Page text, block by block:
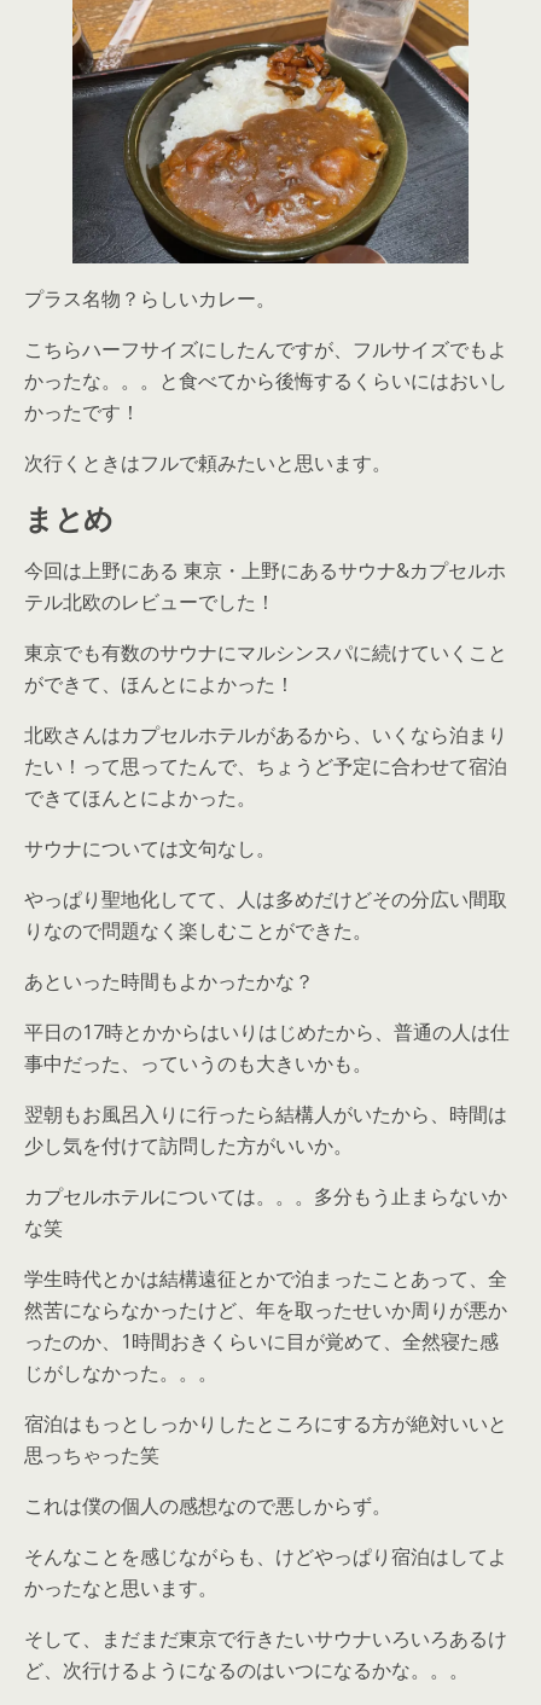
プラス名物？らしいカレー。
こちらハーフサイズにしたんですが、フルサイズでもよ
かったな。。。と食べてから後悔するくらいにはおいし
かったです！
次行くときはフルで頼みたいと思います。
まとめ
今回は上野にある 東京・上野にあるサウナ&カプセルホ
テル北欧のレビューでした！
東京でも有数のサウナにマルシンスパに続けていくこと
ができて、ほんとによかった！
北欧さんはカプセルホテルがあるから、いくなら泊まり
たい！って思ってたんで、ちょうど予定に合わせて宿泊
できてほんとによかった。
サウナについては文句なし。
やっぱり聖地化してて、人は多めだけどその分広い間取
りなので問題なく楽しむことができた。
あといった時間もよかったかな？
平日の17時とかからはいりはじめたから、普通の人は仕
事中だった、っていうのも大きいかも。
翌朝もお風呂入りに行ったら結構人がいたから、時間は
少し気を付けて訪問した方がいいか。
カプセルホテルについては。。。多分もう止まらないか
な笑
学生時代とかは結構遠征とかで泊まったことあって、全
然苦にならなかったけど、年を取ったせいか周りが悪か
ったのか、1時間おきくらいに目が覚めて、全然寝た感
じがしなかった。。。
宿泊はもっとしっかりしたところにする方が絶対いいと
思っちゃった笑
これは僕の個人の感想なので悪しからず。
そんなことを感じながらも、けどやっぱり宿泊はしてよ
かったなと思います。
そして、まだまだ東京で行きたいサウナいろいろあるけ
ど、次行けるようになるのはいつになるかな。。。